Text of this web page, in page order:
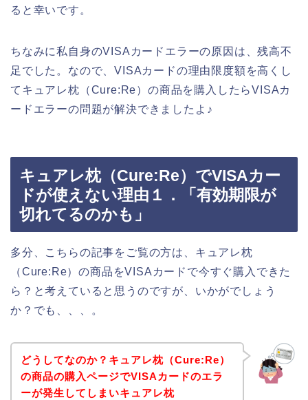
ると幸いです。
ちなみに私自身のVISAカードエラーの原因は、残高不
足でした。なので、VISAカードの理由限度額を高くし
てキュアレ枕（Cure:Re）の商品を購入したらVISAカ
ードエラーの問題が解決できましたよ♪
キュアレ枕（Cure:Re）でVISAカー
ドが使えない理由１．「有効期限が
切れてるのかも」
多分、こちらの記事をご覧の方は、キュアレ枕
（Cure:Re）の商品をVISAカードで今すぐ購入できた
ら？と考えていると思うのですが、いかがでしょう
か？でも、、、。
どうしてなのか？キュアレ枕（Cure:Re）
の商品の購入ページでVISAカードのエラ
ーが発生してしまいキュアレ枕